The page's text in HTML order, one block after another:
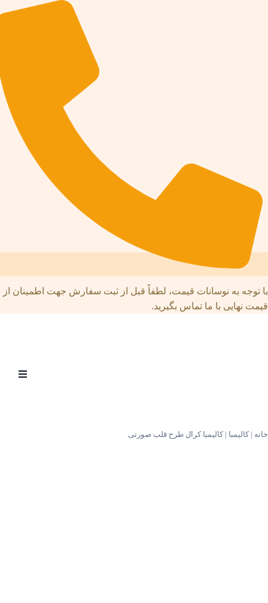
به نوسانات قیمت، لطفاً قبل از ثبت سفارش جهت اطمینان از
نهایی با ما تماس بگیرید.
Open
|کالیمبا|کالیمبا کرال طرح قلب صورتی